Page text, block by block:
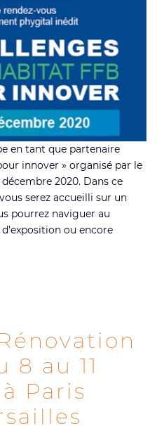
en tant que partenaire
innover » organisé par le
2020. Dans ce
serez accueilli sur un
pourrez naviguer au
ou encore
8 au 11
Paris